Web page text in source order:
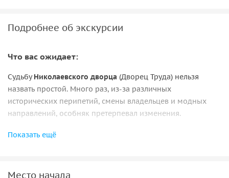
Подробнее об экскурсии
Что вас ожидает:
СудьбуНиколаевского дворца (Дворец Труда) нельзя
назвать простой. Много раз, из-за различных
исторических перипетий, смены владельцев и модных
направлений, особняк претерпевал изменения.
На первом этаже до сих пор сохранилась первоначальная
Показать ещё
Место начала